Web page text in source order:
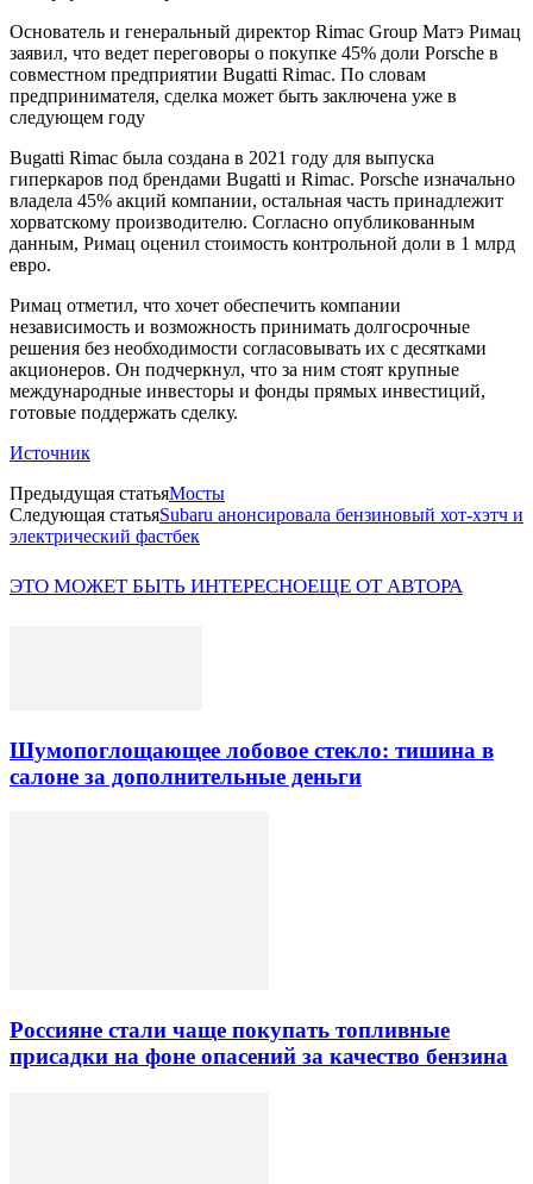
Основатель и генеральный директор Rimac Group Матэ Римац
заявил, что ведет переговоры о покупке 45% доли Porsche в
совместном предприятии Bugatti Rimac. По словам
предпринимателя, сделка может быть заключена уже в
следующем году
Bugatti Rimac была создана в 2021 году для выпуска
гиперкаров под брендами Bugatti и Rimac. Porsche изначально
владела 45% акций компании, остальная часть принадлежит
хорватскому производителю. Согласно опубликованным
данным, Римац оценил стоимость контрольной доли в 1 млрд
евро.
Римац отметил, что хочет обеспечить компании
независимость и возможность принимать долгосрочные
решения без необходимости согласовывать их с десятками
акционеров. Он подчеркнул, что за ним стоят крупные
международные инвесторы и фонды прямых инвестиций,
готовые поддержать сделку.
Источник
Предыдущая статьяМосты
Следующая статьяSubaru анонсировала бензиновый хот-хэтч и
электрический фастбек
ЭТО МОЖЕТ БЫТЬ ИНТЕРЕСНОЕЩЕ ОТ АВТОРА
Шумопоглощающее лобовое стекло: тишина в
салоне за дополнительные деньги
Россияне стали чаще покупать топливные
присадки на фоне опасений за качество бензина